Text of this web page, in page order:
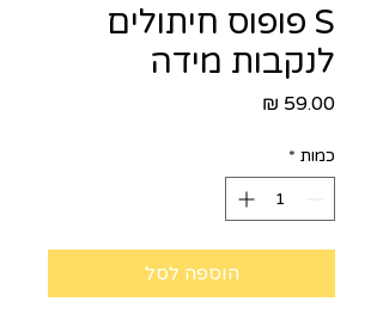
S פופוס חיתולים
לנקבות מידה
כמות *
הוספה לסל